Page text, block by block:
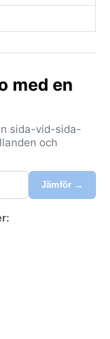
med en
sida-vid-sida-
och
Jämför →